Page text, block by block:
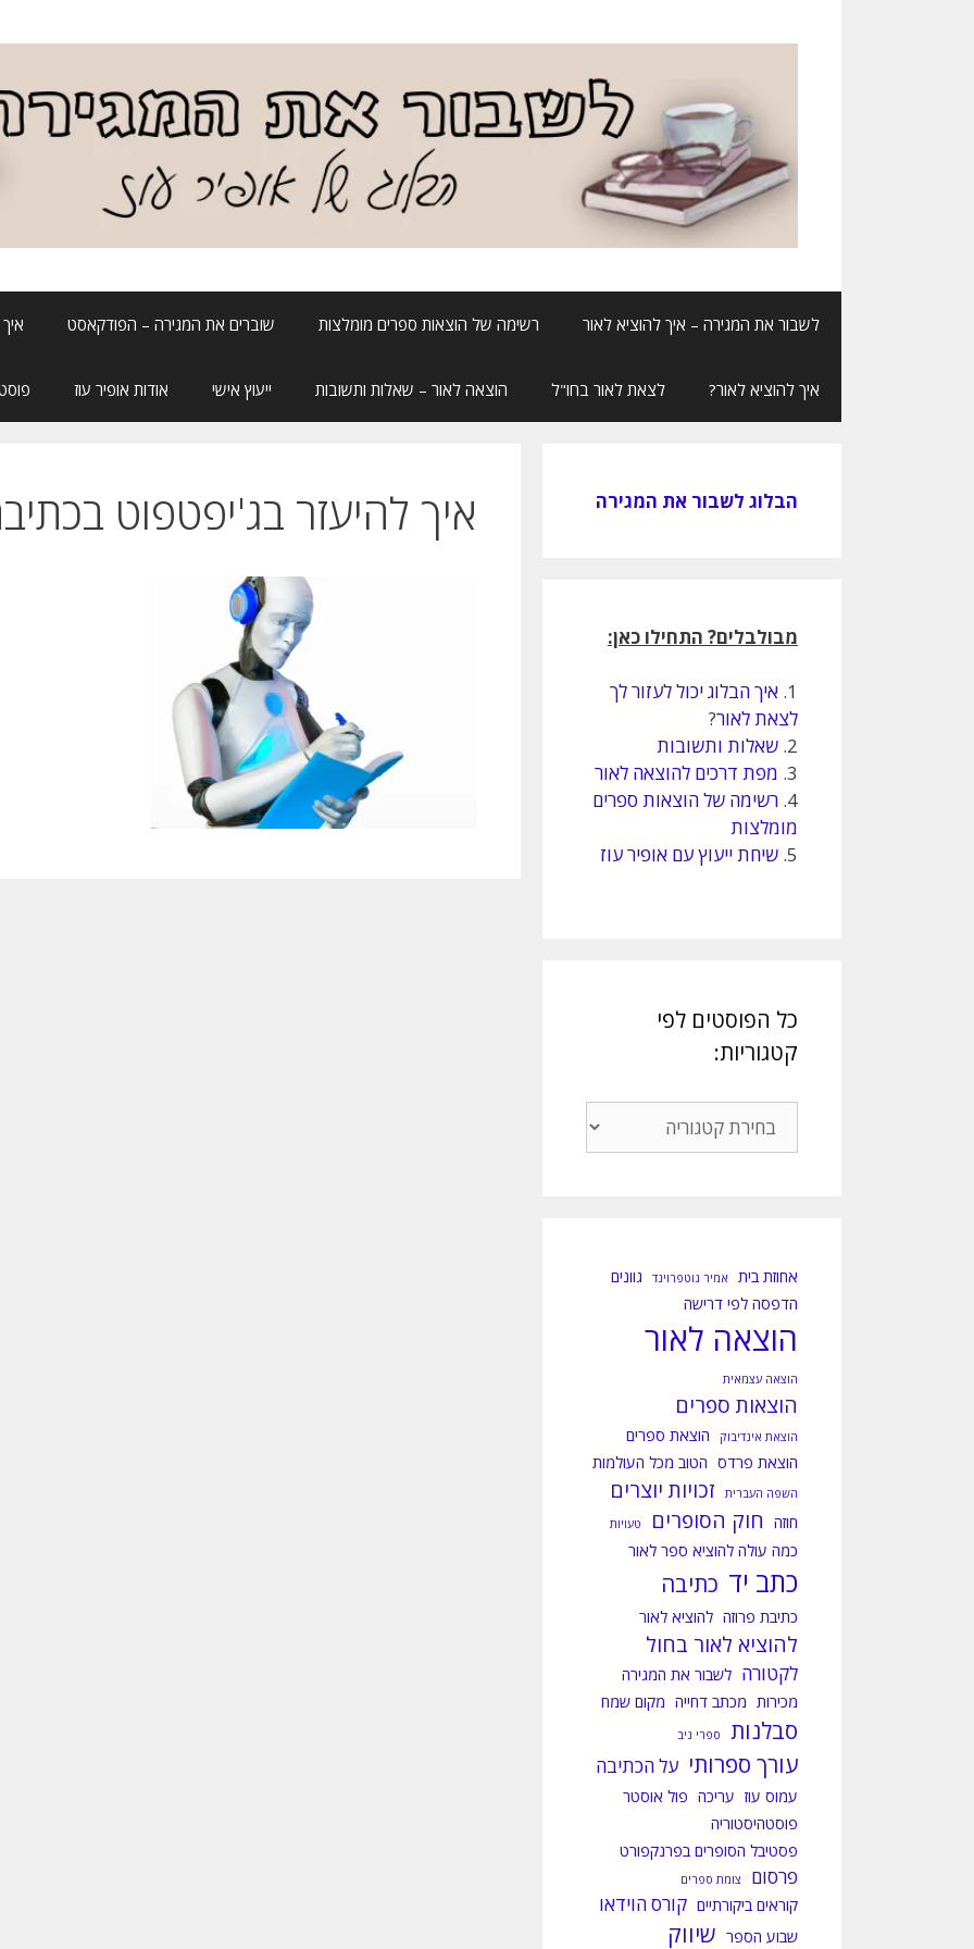
לשבור את המגירה – איך להוציא לאור רשימה של הוצאות ספרים מומלצות שוברים את המגירה – הפודקאסט
איך להוציא לאור? לצאת לאור בחו"ל הוצאה לאור – שאלות ותשובות ייעוץ אישי אודות אופיר עוז
איך להיעזר בג'יפטפוט הבלוג לשבור את המגירה
מבולבלים? התחילו כאן:
1. איך הבלוג יכול לעזור לך
לצאת לאור?
2. שאלות ותשובות
3. מפת דרכים להוצאה לאור
4. רשימה של הוצאות ספרים
מומלצות
5. שיחת ייעוץ עם אופיר עוז
כל הפוסטים לפי
קטגוריות:
הפוסטים
אחוזת בית אמיר גוטפרוינד
גוונים
הדפסה לפי דרישה
הוצאה לאור
הוצאה עצמאית
הוצאות ספרים
הוצאת אינדיבוק
הוצאת ספרים
הוצאת פרדס הטוב מכל העולמות
השפה העברית זכויות יוצרים
חוזה חוק הסופרים טעויות
כמה עולה להוציא ספר לאור
כתב יד כתיבה
כתיבת פרוזה להוציא לאור
להוציא לאור בחול
לקטורה לשבור את המגירה
מכירות מכתב דחייה מקום שמח
סבלנות ספרי ניב
עורך ספרותי על הכתיבה
עמוס עוז עריכה פול אוסטר
פוסטהיסטוריה
פסטיבל הסופרים בפרנקפורט
פרסום צומת ספרים
קוראים ביקורתיים קורס הוידאו
שבוע הספר שיווק